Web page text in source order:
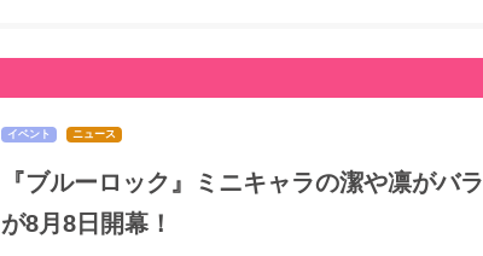
イベント ニュース
『ブルーロック』ミニキャラの潔や凛がバ
が8月8日開幕！